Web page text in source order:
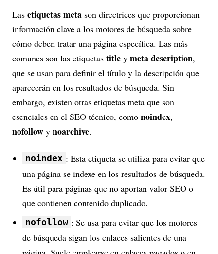
Las etiquetas meta son directrices que proporcionan
información clave a los motores de búsqueda sobre
cómo deben tratar una página específica. Las más
comunes son las etiquetas title y meta description,
que se usan para definir el título y la descripción que
aparecerán en los resultados de búsqueda. Sin
embargo, existen otras etiquetas meta que son
esenciales en el SEO técnico, como noindex,
nofollow y noarchive.
noindex : Esta etiqueta se utiliza para evitar que
una página se indexe en los resultados de búsqueda.
Es útil para páginas que no aportan valor SEO o
que contienen contenido duplicado.
nofollow : Se usa para evitar que los motores
de búsqueda sigan los enlaces salientes de una